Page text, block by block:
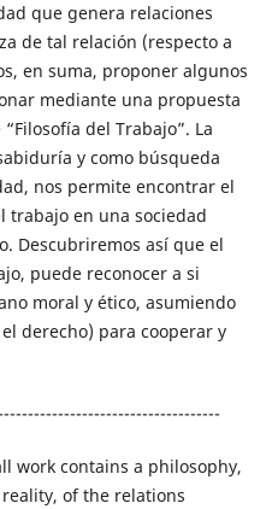
que genera relaciones
de tal relación (respecto a
en suma, proponer algunos
mediante una propuesta
del Trabajo”. La
y como búsqueda
nos permite encontrar el
trabajo en una sociedad
Descubriremos así que el
puede reconocer a si
moral y ético, asumiendo
derecho) para cooperar y
work contains a philosophy,
of the relations